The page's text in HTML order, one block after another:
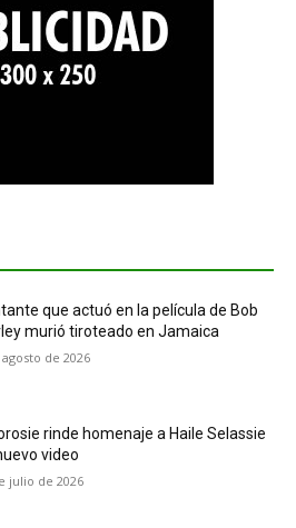
que actuó en la película de Bob
murió tiroteado en Jamaica
de 2026
rinde homenaje a Haile Selassie
video
julio de 2026